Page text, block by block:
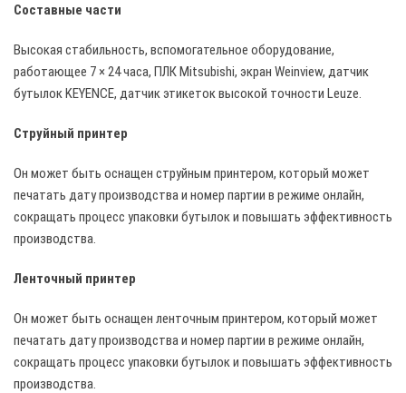
Составные части
Высокая стабильность, вспомогательное оборудование,
работающее 7 × 24 часа, ПЛК Mitsubishi, экран Weinview, датчик
бутылок KEYENCE, датчик этикеток высокой точности Leuze.
Струйный принтер
Он может быть оснащен струйным принтером, который может
печатать дату производства и номер партии в режиме онлайн,
сокращать процесс упаковки бутылок и повышать эффективность
производства.
Ленточный принтер
Он может быть оснащен ленточным принтером, который может
печатать дату производства и номер партии в режиме онлайн,
сокращать процесс упаковки бутылок и повышать эффективность
производства.